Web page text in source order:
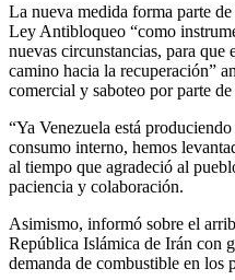
La nueva medida forma parte
Ley Antibloqueo “como
nuevas circunstancias, para que
camino hacia la recuperación”
comercial y saboteo por parte
“Ya Venezuela está
consumo interno, hemos
al tiempo que agradeció al
paciencia y colaboración.
Asimismo, informó sobre el
República Islámica de Irán con
demanda de combustible en los